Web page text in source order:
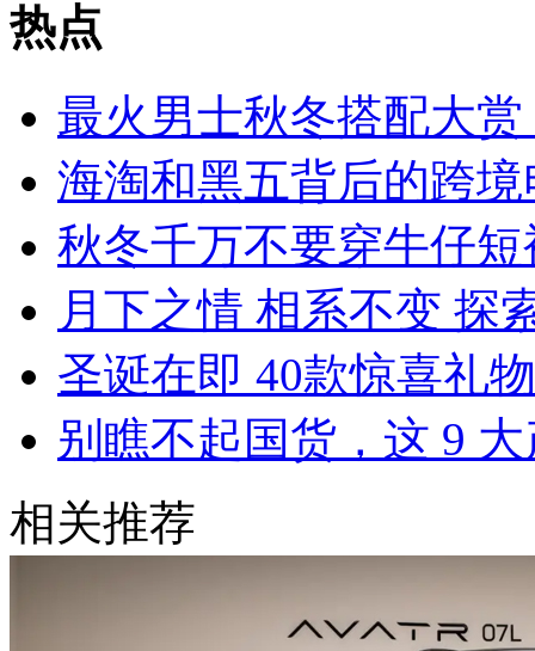
热点
最火男士秋冬搭配大
海淘和黑五背后的跨
秋冬千万不要穿牛仔短
月下之情 相系不变 探
圣诞在即 40款惊喜礼
别瞧不起国货，这 9
相关推荐